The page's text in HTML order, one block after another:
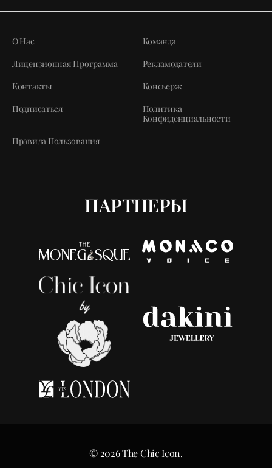
О Нас
Команда
Лицензионная Программа
Рекламодатели
Контакты
Консьерж
Подписаться
Политика
Конфиденциальности
Правила Пользования
ПАРТНЕРЫ
© 2026 The Chic Icon.